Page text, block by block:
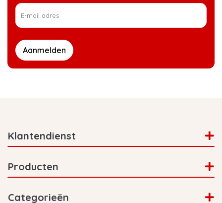
Aanmelden
Klantendienst
Producten
Categorieën